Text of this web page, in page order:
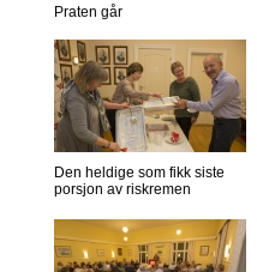
Praten går
Den heldige som fikk siste
porsjon av riskremen